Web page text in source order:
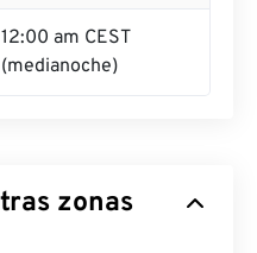
12:00 am CEST
(medianoche)
zonas